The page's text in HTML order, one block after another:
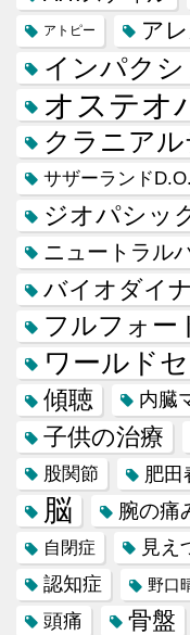
アトピー ア
インパク
オステオ
クラニア
サザーランドD.O.
ジオパシッ
ニュートラル
バイオダイ
フルフォー
ワールド
傾聴 内臓
子供の治療
股関節 肥田
脳 腕の痛
自閉症 見え
認知症 野口
頭痛 骨盤